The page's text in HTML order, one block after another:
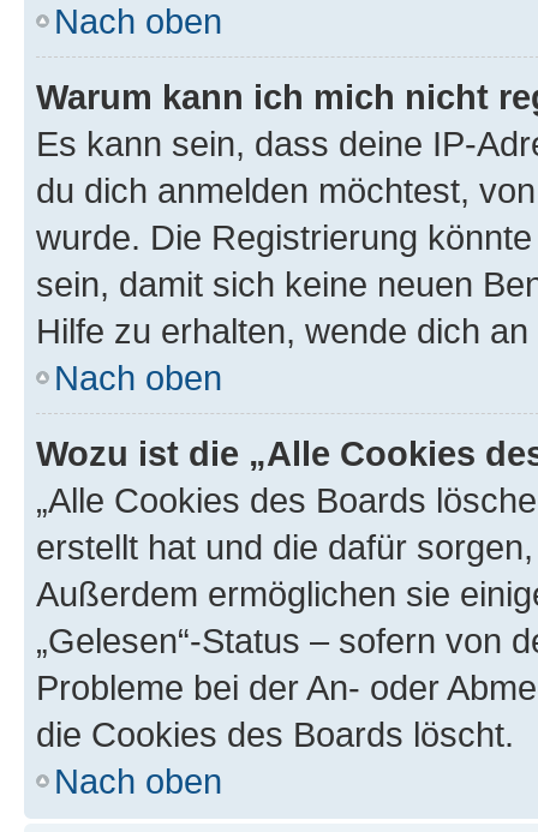
Nach oben
Warum kann ich mich nicht
Es kann sein, dass deine IP-
du dich anmelden möchtest,
wurde. Die Registrierung
sein, damit sich keine neuen
Hilfe zu erhalten, wende dich
Nach oben
Wozu ist die „Alle Cookies
„Alle Cookies des Boards
erstellt hat und die dafür
Außerdem ermöglichen sie
„Gelesen“-Status – sofern von
Probleme bei der An- oder
die Cookies des Boards löscht.
Nach oben